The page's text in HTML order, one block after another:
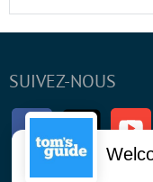
SUIVEZ-NOUS
FacebookTwitter